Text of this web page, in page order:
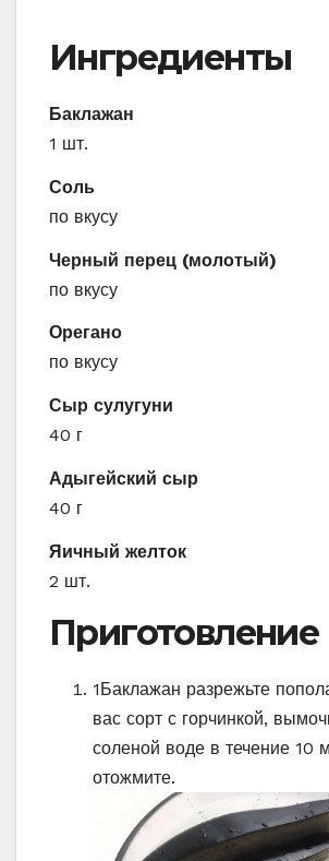
Ингредиенты
Баклажан
1 шт.
Соль
по вкусу
Черный перец (молотый)
по вкусу
Орегано
по вкусу
Сыр сулугуни
40 г
Адыгейский сыр
40 г
Яичный желток
2 шт.
Приготовление
1Баклажан разрежьте
вас сорт с горчинкой,
соленой воде в течение 10
отожмите.